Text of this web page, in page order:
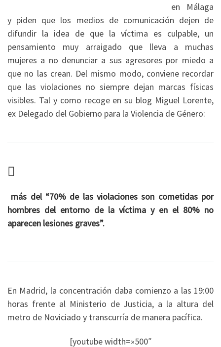
en Málaga
y piden que los medios de comunicación dejen de
difundir la idea de que la víctima es culpable, un
pensamiento muy arraigado que lleva a muchas
mujeres a no denunciar a sus agresores por miedo a
que no las crean. Del mismo modo, conviene recordar
que las violaciones no siempre dejan marcas físicas
visibles. Tal y como recoge en su blog Miguel Lorente,
ex Delegado del Gobierno para la Violencia de Género:
más del “70% de las violaciones son cometidas por
hombres del entorno de la víctima y en el 80% no
aparecen lesiones graves”.
En Madrid, la concentración daba comienzo a las 19:00
horas frente al Ministerio de Justicia, a la altura del
metro de Noviciado y transcurría de manera pacífica.
[youtube width=»500″